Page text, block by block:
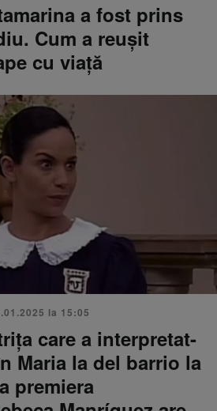
a fost prins
Cum a reușit
cu viață
la 15:05
care a interpretat-
Maria la del barrio la
premiera